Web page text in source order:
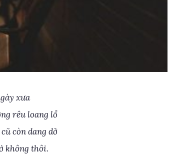
xưa
rêu loang lổ
còn dang dở
không thôi.